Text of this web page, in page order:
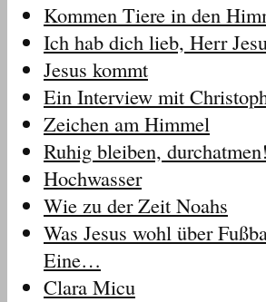
Kommen Tiere in den
Ich hab dich lieb, Herr
Jesus kommt
Ein Interview mit
Zeichen am Himmel
Ruhig bleiben, durchatmen!
Hochwasser
Wie zu der Zeit Noahs
Was Jesus wohl über
Eine…
Clara Micu